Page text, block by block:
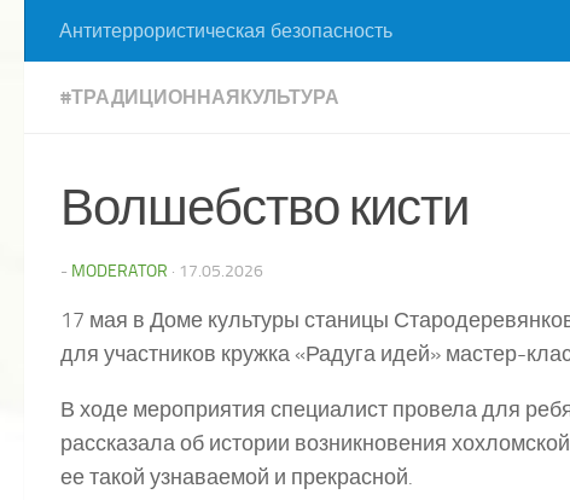
Антитеррористическая безопасность
#ТРАДИЦИОННАЯКУЛЬТУРА
Волшебство кисти
- MODERATOR · 17.05.2026
17 мая в Доме культуры станицы
для участников кружка «Радуга идей» мастер-
В ходе мероприятия специалист провела для
рассказала об истории возникновения
ее такой узнаваемой и прекрасной.